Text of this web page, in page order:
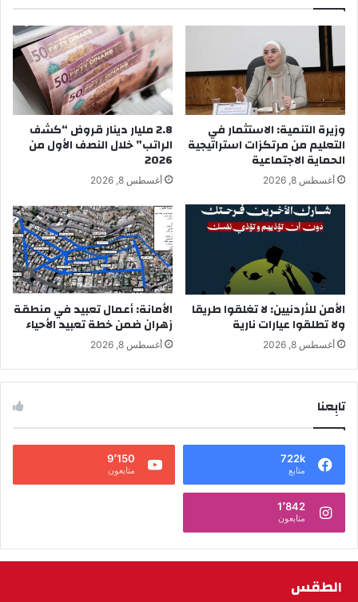
وزيرة التنمية: الاستثمار في
التعليم من مرتكزات استراتيجية
الحماية الاجتماعية
أغسطس 8, 2026
2.8 مليار دينار قروض “كشف
الراتب” خلال النصف الأول من
2026
أغسطس 8, 2026
الأمن للأردنيين: لا تغلقوا طريقا
ولا تطلقوا عيارات نارية
أغسطس 8, 2026
الأمانة: أعمال تعبيد في منطقة
زهران ضمن خطة تعبيد الأحياء
أغسطس 8, 2026
تابِعنا
722k
متابع
9٬150
متابعون
1٬842
متابعون
الطقس